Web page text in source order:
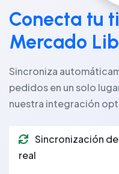
Conecta tu
Mercado
Sincroniza
pedidos en un solo
nuestra integración
Sincronización
real